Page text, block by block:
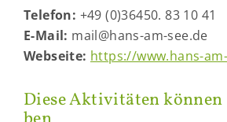
Te­le­fon: +49 (0)36450. 83 10 41
E-​Mail: mail@hans-​am-see.de
Web­sei­te: https://www.hans-​
Diese Ak­ti­vi­tä­ten